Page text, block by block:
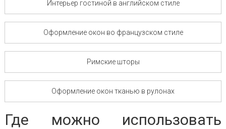
Интерьер гостиной в английском стиле
Оформление окон во французском стиле
Римские шторы
Оформление окон тканью в рулонах
Где можно использовать